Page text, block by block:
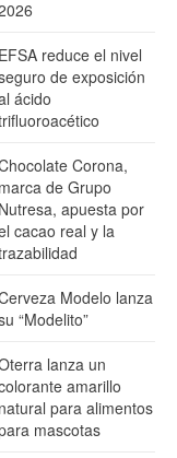
EFSA reduce el nivel
de exposición
ácido
Corona,
marca de Grupo
Nutresa, apuesta por
cacao real y la
Modelo lanza
“Modelito”
lanza un
amarillo
natural para alimentos
mascotas